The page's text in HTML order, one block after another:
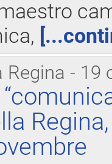
Regina - 19